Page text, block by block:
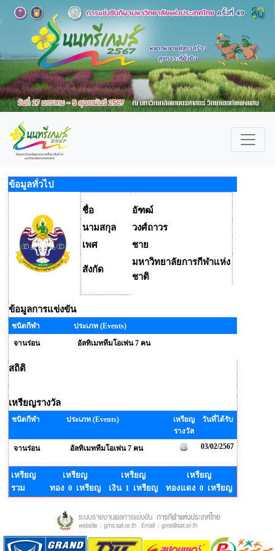
ข้อมูลทั่วไป
ชื่อ
อัฑฒ์
นามสกุล
วงศ์ถาวร
เพศ
ชาย
สังกัด
มหาวิทยาลัยการกีฬาแห่ง
ชาติ
ข้อมูลการแข่งขัน
ชนิดกีฬา
ประเภท (Events)
จานร่อน
อัลทิเมททีมโอเพ่น 7 คน
สถิติ
เหรียญรางวัล
ชนิดกีฬา ประเภท (Events)
เหรียญ
รางวัล
วันที่ได้รับ
จานร่อน อัลทิเมททีมโอเพ่น 7 คน 03/02/2567
เหรียญ
รวม
เหรียญ
ทอง 0 เหรียญ
เหรียญ
เงิน 1 เหรียญ
เหรียญ
ทองแดง 0 เหรียญ